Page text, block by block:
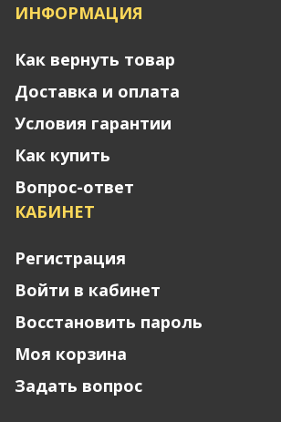
ИНФОРМАЦИЯ
Как вернуть товар
Доставка и оплата
Условия гарантии
Как купить
Вопрос-ответ
КАБИНЕТ
Регистрация
Войти в кабинет
Восстановить пароль
Моя корзина
Задать вопрос